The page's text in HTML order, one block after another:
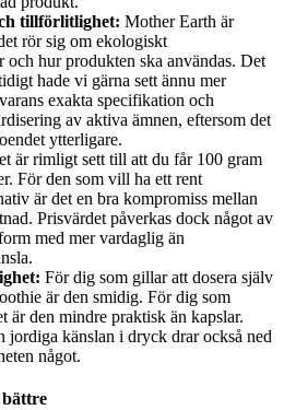
tillförlitlighet: Mother Earth är
rör sig om ekologiskt
och hur produkten ska användas. Det
hade vi gärna sett ännu mer
exakta specifikation och
av aktiva ämnen, eftersom det
ytterligare.
är rimligt sett till att du får 100 gram
För den som vill ha ett rent
är det en bra kompromiss mellan
Prisvärdet påverkas dock något av
med mer vardaglig än
För dig som gillar att dosera själv
är den smidig. För dig som
är den mindre praktisk än kapslar.
jordiga känslan i dryck drar också ned
något.